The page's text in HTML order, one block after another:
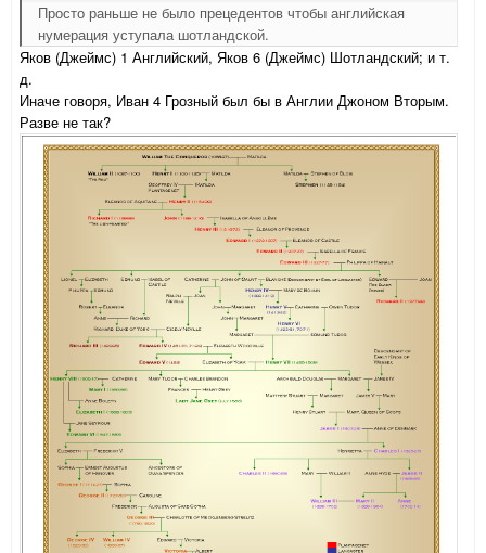
Просто раньше не было прецедентов чтобы английская
нумерация уступала шотландской.
Яков (Джеймс) 1 Английский, Яков 6 (Джеймс) Шотландский; и т.
д.
Иначе говоря, Иван 4 Грозный был бы в Англии Джоном Вторым.
Разве не так?